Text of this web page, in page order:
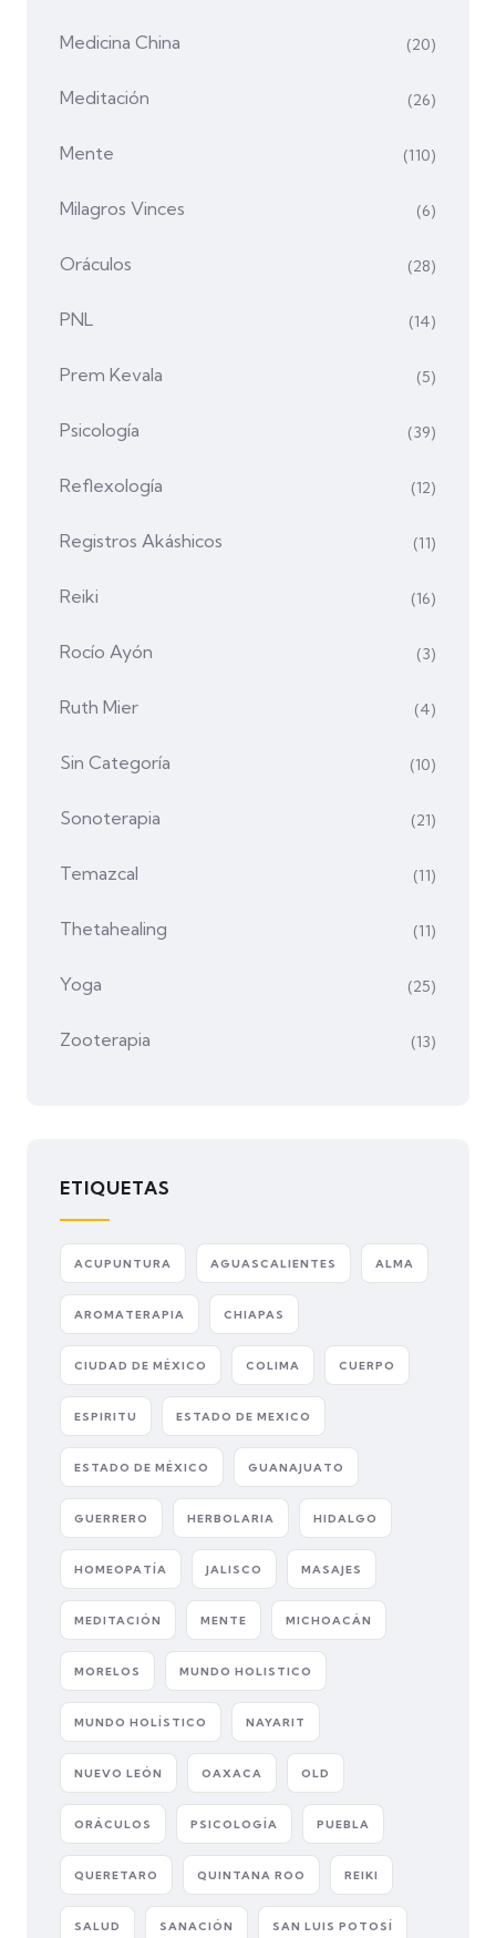
Medicina China (20)
Meditación (26)
Mente (110)
Milagros Vinces (6)
Oráculos (28)
PNL (14)
Prem Kevala (5)
Psicología (39)
Reflexología (12)
Registros Akáshicos (11)
Reiki (16)
Rocío Ayón (3)
Ruth Mier (4)
Sin Categoría (10)
Sonoterapia (21)
Temazcal (11)
Thetahealing (11)
Yoga (25)
Zooterapia (13)
ETIQUETAS
ACUPUNTURA AGUASCALIENTES ALMA
AROMATERAPIA CHIAPAS
CIUDAD DE MÉXICO COLIMA CUERPO
ESPIRITU ESTADO DE MEXICO
ESTADO DE MÉXICO GUANAJUATO
GUERRERO HERBOLARIA HIDALGO
HOMEOPATÍA JALISCO MASAJES
MEDITACIÓN MENTE MICHOACÁN
MORELOS MUNDO HOLISTICO
MUNDO HOLÍSTICO NAYARIT
NUEVO LEÓN OAXACA OLD
ORÁCULOS PSICOLOGÍA PUEBLA
QUERETARO QUINTANA ROO REIKI
SALUD SANACIÓN SAN LUIS POTOSÍ